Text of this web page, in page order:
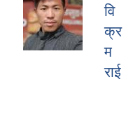
वि
क्र
म
राई